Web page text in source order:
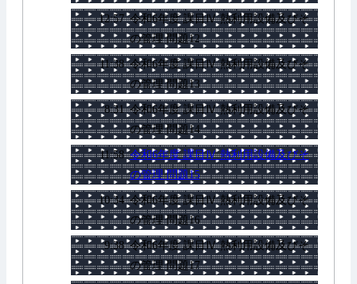
12:57 令和6年度 課目Ⅳ 熱利用設備及びそ
の管理 問題12
11:38 令和6年度 課目Ⅳ 熱利用設備及びそ
の管理 問題13
8:31 令和6年度 課目Ⅳ 熱利用設備及びそ
の管理 問題14
11:58 令和6年度 課目Ⅳ 熱利用設備及びそ
の管理 問題15
10:34 令和6年度 課目Ⅳ 熱利用設備及びそ
の管理 問題16
9:38 令和6年度 課目Ⅳ 熱利用設備及びそ
の管理 問題17